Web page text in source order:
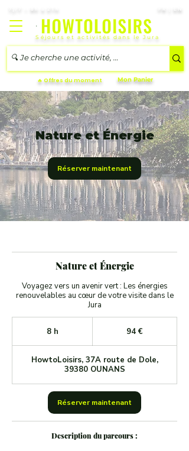
FR | EN
Séjours et activités dans le Jura
Mon Panier
🔥 Offres du moment
Nature et Énergie
Réserver maintenant
Nature et Énergie
Voyagez vers un avenir vert : Les énergies
renouvelables au cœur de votre visite dans le
Jura
8 h 94 €
HowtoLoisirs, 37A route de Dole,
39380 OUNANS
Réserver maintenant
Description du parcours :